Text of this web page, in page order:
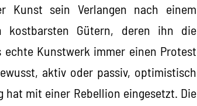
Kunst sein Verlangen nach einem
kostbarsten Gütern, deren ihn die
Kunstwerk immer einen Protest
aktiv oder passiv, optimistisch
mit einer Rebellion eingesetzt. Die